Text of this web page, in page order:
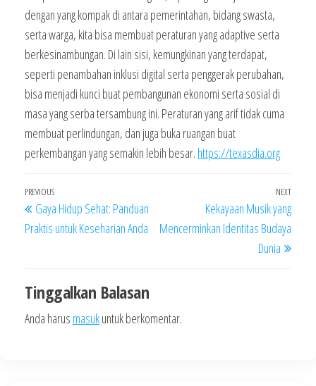
dengan yang kompak di antara pemerintahan, bidang swasta,
serta warga, kita bisa membuat peraturan yang adaptive serta
berkesinambungan. Di lain sisi, kemungkinan yang terdapat,
seperti penambahan inklusi digital serta penggerak perubahan,
bisa menjadi kunci buat pembangunan ekonomi serta sosial di
masa yang serba tersambung ini. Peraturan yang arif tidak cuma
membuat perlindungan, dan juga buka ruangan buat
perkembangan yang semakin lebih besar. https://texasdia.org
Navigasi
pos
Previous
Post
PREVIOUS
Gaya Hidup Sehat: Panduan
Praktis untuk Keseharian Anda
Next
Post
NEXT
Kekayaan Musik yang
Mencerminkan Identitas Budaya
Dunia
Tinggalkan Balasan
Anda harus masukuntuk berkomentar.